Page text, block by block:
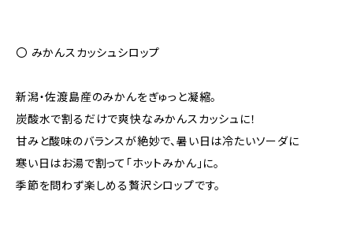
〇 みかんスカッシュシロップ
新潟・佐渡島産のみかんをぎゅっと凝縮。
炭酸水で割るだけで爽快なみかんスカッシュに！
甘みと酸味のバランスが絶妙で、暑い日は冷たいソーダに
寒い日はお湯で割って「ホットみかん」に。
季節を問わず楽しめる贅沢シロップです。